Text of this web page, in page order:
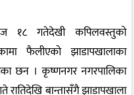
१८ गतेदेखी कपिलवस्तुको
फैलीएको झाडापखालाका
छन । कृष्णनगर नगरपालिका
रातिदेखि बान्तासँगै झाडापखाला